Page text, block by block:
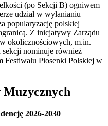
(po Sekcji B) ogniwem
udział w wyłanianiu
popularyzację polskiej
Z inicjatywy Zarządu
okolicznościowych, m.in.
nominuje również
Festiwalu Piosenki Polskiej w
Muzycznych
2026-2030